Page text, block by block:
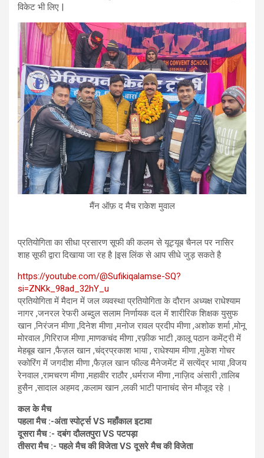
विकेट भी लिए |
मैंन ऑफ़ द मैच राकेश मुवाल
प्रतियोगिता का सीधा प्रसारण सूफी की कलम से यूट्यूब चैनल पर नासिर
शाह सूफी द्वारा दिखाया जा रह है |इस लिंक से आप सीधे जुड़ सकते है
https://youtube.com/@Sufikiqalamse-SQ?
si=ZNKk_98ad_32hY_u
प्रतियोगिता में मैदान में जल व्यवस्था प्रतियोगिता के दौरान अध्यक्ष राधेश्याम
नागर ,जनरल रेफरी अब्दुल सलाम निर्णायक दल में शारीरिक शिक्षक युसुफ
खान ,निरंजन मीणा ,दिनेश मीणा ,मनोज रावल प्रदीप मीणा ,अशोक शर्मा ,मोनू
मोरवाल ,गिरिराज मीणा ,माणकचंद मीणा ,रफ़ीक भाटी ,कालू पठान कमेंट्री में
मेहबूब खान ,फैज़ल खान ,चंद्रप्रकाश भाया , राधेश्याम मीणा ,मुकेश गोचर
स्कोरिंग में जगदीश मीणा ,फैज़ल खान फील्ड मैनेजमेंट में सत्येंद्र भाया ,विजय
रेनवाल ,रामचरण मीणा ,महावीर राठौर ,धर्मराज मीणा ,नाज़िद अंसारी ,तालिब
हुसैन ,सादाल अहमद ,कलाम खान ,लकी भाटी पानाचंद सेन मौजूद रहे ।
कल के मैच
पहला मैच :-अंता स्पोर्ट्स VS महाँकाल इटावा
दूसरा मैच :- दबंग दौलतपुरा VS पटपड़ा
तीसरा मैच :- पहले मैच की विजेता VS दूसरे मैच की विजेता